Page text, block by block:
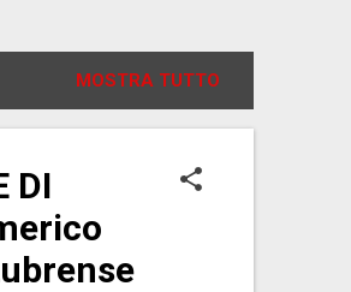
MOSTRA TUTTO
DI